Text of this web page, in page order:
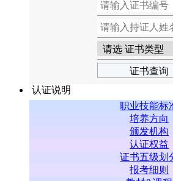
认证说明
职业技能标
培养方向
颁发机构
认证权益
证书五级划
报考细则